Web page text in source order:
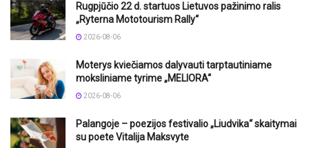
Rugpjūčio 22 d. startuos Lietuvos pažinimo ralis
„Ryterna Mototourism Rally“
2026-08-06
Moterys kviečiamos dalyvauti tarptautiniame
moksliniame tyrime „MELIORA“
2026-08-06
Palangoje – poezijos festivalio „Liudvika“ skaitymai
su poete Vitalija Maksvyte